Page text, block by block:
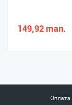
149,92 man.
Оплата